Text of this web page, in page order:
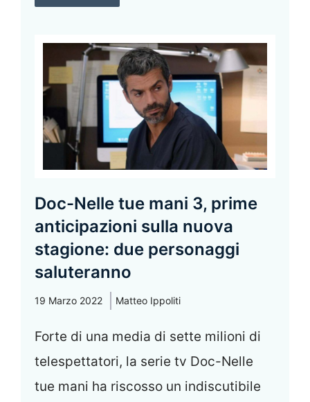
Doc-Nelle tue mani 3, prime
anticipazioni sulla nuova
stagione: due personaggi
saluteranno
19 Marzo 2022 Matteo Ippoliti
Forte di una media di sette milioni di
telespettatori, la serie tv Doc-Nelle
tue mani ha riscosso un indiscutibile